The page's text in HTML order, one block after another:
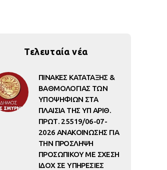
Τελευταία νέα
ΠΙΝΑΚΕΣ ΚΑΤΑΤΑΞΗΣ &
ΒΑΘΜΟΛΟΓΙΑΣ ΤΩΝ
ΥΠΟΨΗΦΙΩΝ ΣΤΑ
ΠΛΑΙΣΙΑ ΤΗΣ ΥΠ ΑΡΙΘ.
ΠΡΩΤ. 25519/06-07-
2026 ΑΝΑΚΟΙΝΩΣΗΣ ΓΙΑ
ΤΗΝ ΠΡΟΣΛΗΨΗ
ΠΡΟΣΩΠΙΚΟΥ ΜΕ ΣΧΕΣΗ
ΙΔΟΧ ΣΕ ΥΠΗΡΕΣΙΕΣ